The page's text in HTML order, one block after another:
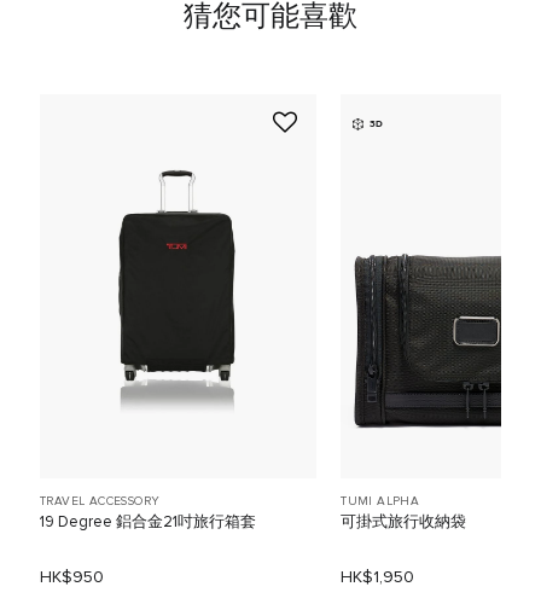
猜您可能喜歡
TRAVEL ACCESSORY
19 Degree 鋁合金21吋旅行箱套
HK$950
3D
TUMI ALPHA
可掛式旅行收納袋
HK$1,950